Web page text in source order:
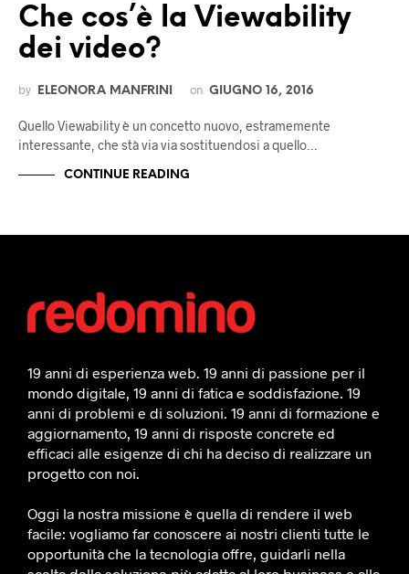
Che cos’è la Viewability
dei video?
by ELEONORA MANFRINI on GIUGNO 16, 2016
Quello Viewability è un concetto nuovo, estramemente
interessante, che stà via via sostituendosi a quello…
CONTINUE READING
19 anni di esperienza web. 19 anni di passione per il
mondo digitale, 19 anni di fatica e soddisfazione. 19
anni di problemi e di soluzioni. 19 anni di formazione e
aggiornamento, 19 anni di risposte concrete ed
efficaci alle esigenze di chi ha deciso di realizzare un
progetto con noi.
Oggi la nostra missione è quella di rendere il web
facile: vogliamo far conoscere ai nostri clienti tutte le
opportunità che la tecnologia offre, guidarli nella